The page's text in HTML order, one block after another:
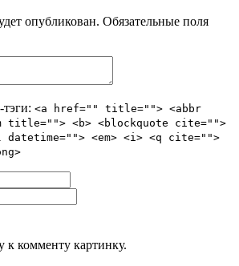
опубликован. Обязательные поля
<a href="" title=""> <abbr
title=""> <b> <blockquote cite="">
datetime=""> <em> <i> <q cite="">
комменту картинку.